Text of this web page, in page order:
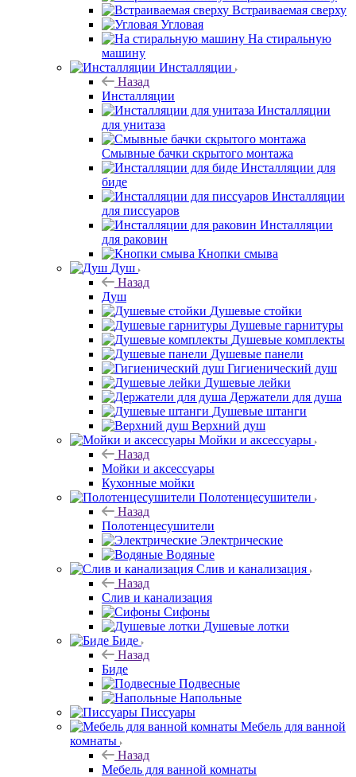
Встраиваемая сверху
Угловая
На стиральную
машину
Инсталляции
Назад
Инсталляции
Инсталляции
для унитаза
Смывные бачки скрытого монтажа
Инсталляции для
биде
Инсталляции
для писсуаров
Инсталляции
для раковин
Кнопки смыва
Душ
Назад
Душ
Душевые стойки
Душевые гарнитуры
Душевые комплекты
Душевые панели
Гигиенический душ
Душевые лейки
Держатели для душа
Душевые штанги
Верхний душ
Мойки и аксессуары
Назад
Мойки и аксессуары
Кухонные мойки
Полотенцесушители
Назад
Полотенцесушители
Электрические
Водяные
Слив и канализация
Назад
Слив и канализация
Сифоны
Душевые лотки
Биде
Назад
Биде
Подвесные
Напольные
Писсуары
Мебель для ванной
комнаты
Назад
Мебель для ванной комнаты